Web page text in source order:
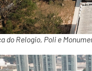
do Relogio, Poli e